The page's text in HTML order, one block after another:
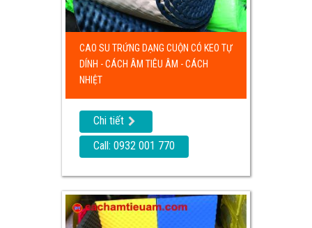
CAO SU TRỨNG DẠNG CUỘN CÓ KEO TỰ
DÍNH - CÁCH ÂM TIÊU ÂM - CÁCH
NHIỆT
Chi tiết
Call: 0932 001 770